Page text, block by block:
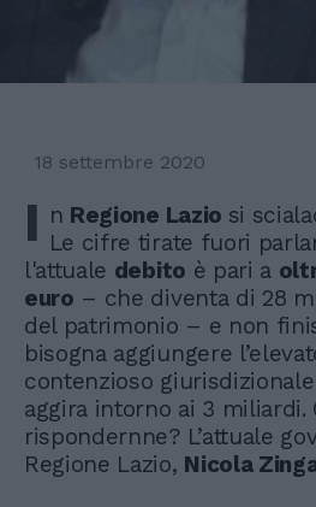
18 settembre 2020
I n Regione Lazio si
Le cifre tirate fuori
l'attuale debito è pari a
euro – che diventa di 28
del patrimonio – e non
bisogna aggiungere
contenzioso
aggira intorno ai 3 miliardi.
rispondernne? L’attuale
Regione Lazio, Nicola